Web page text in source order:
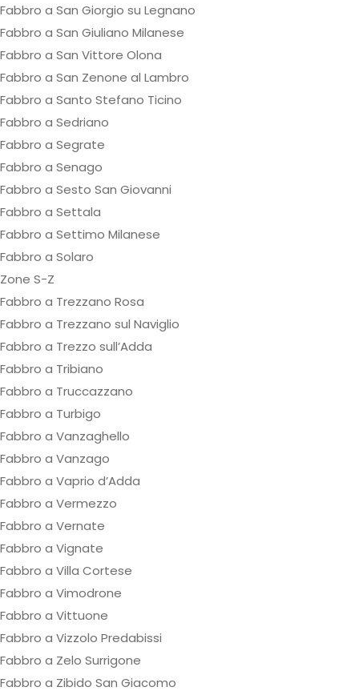
Fabbro a San Giorgio su Legnano
Fabbro a San Giuliano Milanese
Fabbro a San Vittore Olona
Fabbro a San Zenone al Lambro
Fabbro a Santo Stefano Ticino
Fabbro a Sedriano
Fabbro a Segrate
Fabbro a Senago
Fabbro a Sesto San Giovanni
Fabbro a Settala
Fabbro a Settimo Milanese
Fabbro a Solaro
Zone S-Z
Fabbro a Trezzano Rosa
Fabbro a Trezzano sul Naviglio
Fabbro a Trezzo sull’Adda
Fabbro a Tribiano
Fabbro a Truccazzano
Fabbro a Turbigo
Fabbro a Vanzaghello
Fabbro a Vanzago
Fabbro a Vaprio d’Adda
Fabbro a Vermezzo
Fabbro a Vernate
Fabbro a Vignate
Fabbro a Villa Cortese
Fabbro a Vimodrone
Fabbro a Vittuone
Fabbro a Vizzolo Predabissi
Fabbro a Zelo Surrigone
Fabbro a Zibido San Giacomo